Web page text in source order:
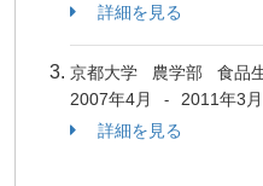
詳細を見る
京都大学 農学部 食品
2007年4月
-
2011年3月
詳細を見る